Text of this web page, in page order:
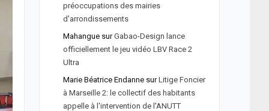
préoccupations des mairies
d'arrondissements
MahanguesurGabao-Design lance
officiellement le jeu vidéo LBV Race 2
Ultra
Marie Béatrice EndannesurLitige Foncier
à Marseille 2: le collectif des habitants
appelle à l'intervention de l'ANUTT